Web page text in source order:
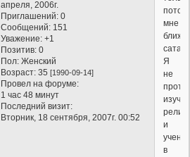
апреля, 2006г.
Приглашений: 0
Сообщений: 151
Уважение: +1
Позитив: 0
Пол: Женский
Возраст: 35[1990-09-14]
Провел на форуме:
1 час 48 минут
Последний визит:
Вторник, 18 сентября, 2007г. 00:52
мне
ближе
Я
не
и
в